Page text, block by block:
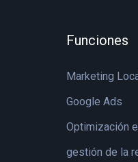
Funciones
Marketing
Google Ads
Optimización
gestión de la